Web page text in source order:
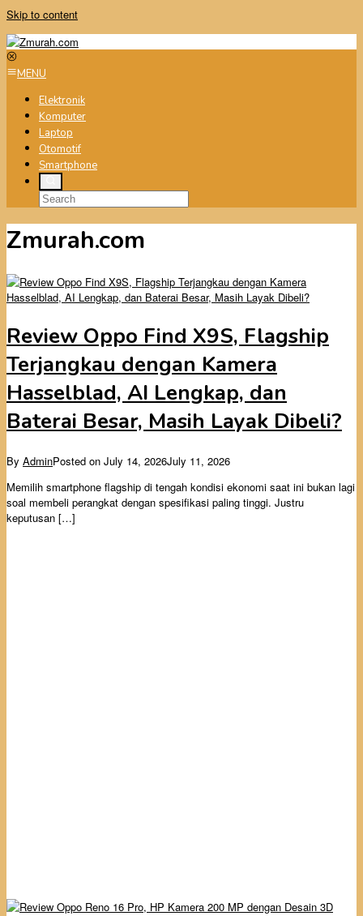
Skip to content
MENU
Elektronik
Komputer
Laptop
Otomotif
Smartphone
Zmurah.com
Review Oppo Find X9S, Flagship
Terjangkau dengan Kamera
Hasselblad, AI Lengkap, dan
Baterai Besar, Masih Layak Dibeli?
By AdminPosted on July 14, 2026July 11, 2026
Memilih smartphone flagship di tengah kondisi ekonomi saat ini bukan lagi
soal membeli perangkat dengan spesifikasi paling tinggi. Justru
keputusan […]